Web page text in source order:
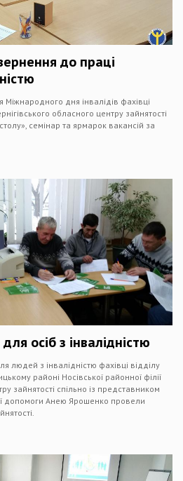
до праці
дня інвалідів фахівці
обласного центру зайнятості
семінар та ярмарок вакансій за
осіб з інвалідністю
людей з інвалідністю фахівці відділу
районі Носівської районної філії
зайнятості спільно із представником
допомоги Анею Ярошенко провели